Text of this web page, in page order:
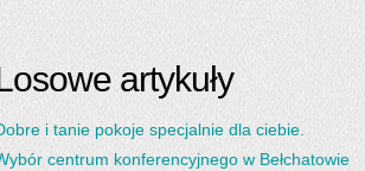
artykuły
i tanie pokoje specjalnie dla ciebie.
centrum konferencyjnego w Bełchatowie